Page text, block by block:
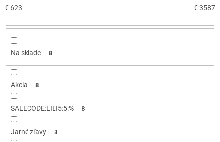
e
r
€ 623 € 3587
Na sklade 8
Akcia 8
SALECODE:LILI5:5:% 8
Jarné zľavy 8